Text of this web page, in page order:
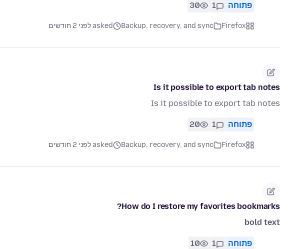
פתוחה 1
30
Firefox
Backup, recovery, and sync asked לפני 2 חודשים
Is it possible to export tab notes
Is it possible to export tab notes
פתוחה 1
20
Firefox
Backup, recovery, and sync asked לפני 2 חודשים
How do I restore my favorites bookmarks?
bold text
פתוחה 1
10